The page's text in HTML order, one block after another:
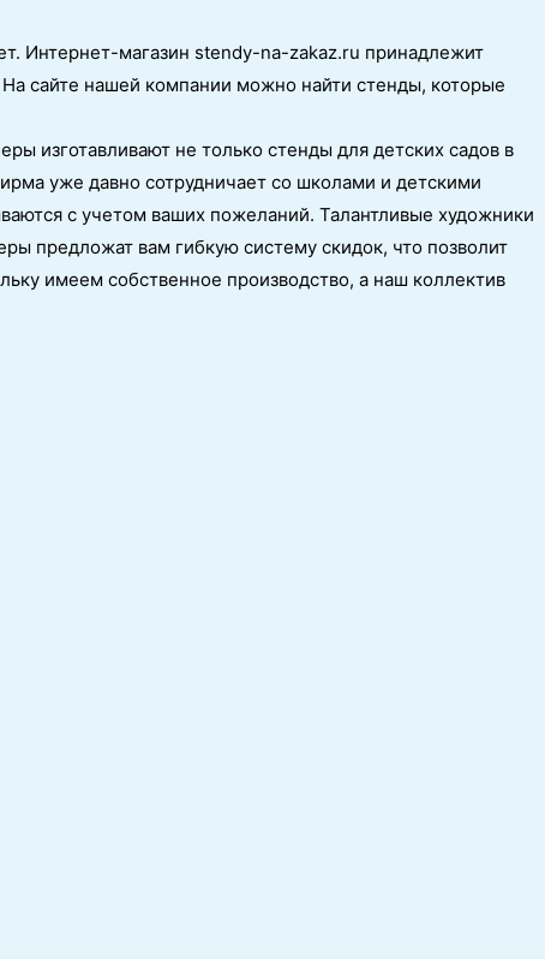
Интернет-магазин stendy-na-zakaz.ru принадлежит
сайте нашей компании можно найти стенды, которые
изготавливают не только стенды для детских садов в
уже давно сотрудничает со школами и детскими
с учетом ваших пожеланий. Талантливые художники
предложат вам гибкую систему скидок, что позволит
имеем собственное производство, а наш коллектив